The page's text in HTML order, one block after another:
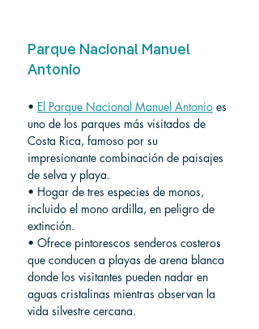
Parque Nacional Manuel
Antonio
• El Parque Nacional Manuel Antonio es
uno de los parques más visitados de
Costa Rica, famoso por su
impresionante combinación de paisajes
de selva y playa.
• Hogar de tres especies de monos,
incluido el mono ardilla, en peligro de
extinción.
• Ofrece pintorescos senderos costeros
que conducen a playas de arena blanca
donde los visitantes pueden nadar en
aguas cristalinas mientras observan la
vida silvestre cercana.